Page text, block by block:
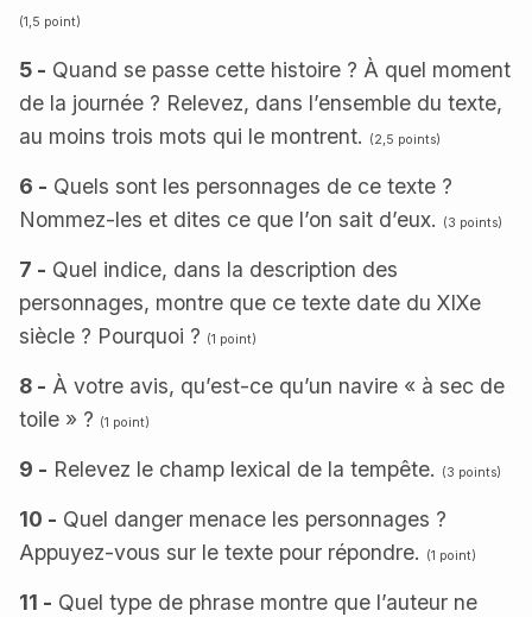
(1,5 point)
5 - Quand se passe cette histoire ? À quel moment
de la journée ? Relevez, dans l’ensemble du texte,
au moins trois mots qui le montrent.
(2,5 points)
6 - Quels sont les personnages de ce texte ?
Nommez-les et dites ce que l’on sait d’eux.
(3 points)
7 - Quel indice, dans la description des
personnages, montre que ce texte date du XIXe
siècle ? Pourquoi ? (1 point)
8 - À votre avis, qu’est-ce qu’un navire « à sec de
toile » ? (1 point)
9 - Relevez le champ lexical de la tempête. (3 points)
10 - Quel danger menace les personnages ?
Appuyez-vous sur le texte pour répondre.
(1 point)
11 - Quel type de phrase montre que l’auteur ne